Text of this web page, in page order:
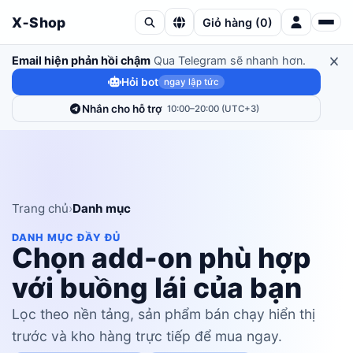
X‑Shop Giỏ hàng (0)
Email hiện phản hồi chậm Qua Telegram sẽ nhanh hơn.
Hỏi bot ngay lập tức
Nhắn cho hỗ trợ 10:00–20:00 (UTC+3)
Trang chủ›Danh mục
DANH MỤC ĐẦY ĐỦ
Chọn add-on phù hợp
với buồng lái của bạn
Lọc theo nền tảng, sản phẩm bán chạy hiển thị
trước và kho hàng trực tiếp để mua ngay.